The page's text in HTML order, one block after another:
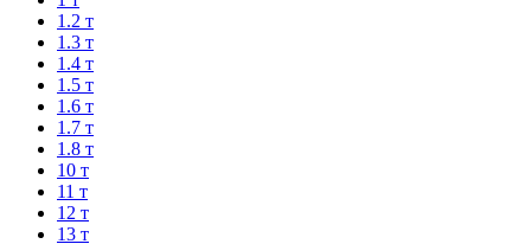
1.2 т
1.3 т
1.4 т
1.5 т
1.6 т
1.7 т
1.8 т
10 т
11 т
12 т
13 т